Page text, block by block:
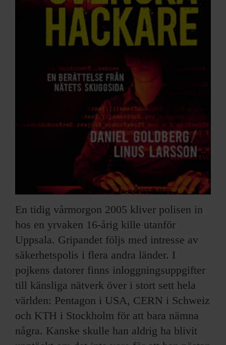
PRENUMERERA PÅ F&F
ANNONSERA I F&F
OM F&F
En tidig vårmorgon 2005 kliver polisen in
hos en yrvaken 16-årig kille utanför
Uppsala. Gripandet följs med intresse av
säkerhetspolis i flera andra länder. I
pojkens datorer finns inloggningsuppgifter
till känsliga nätverk över i stort sett hela
världen: Pentagon i USA, CERN i Schweiz
och KTH i Stockholm för att bara nämna
några. Kanske skulle han aldrig ha blivit